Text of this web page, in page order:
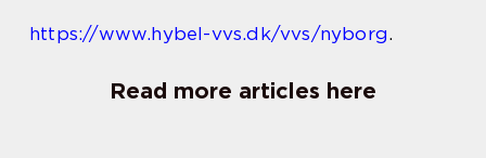
https://www.hybel-vvs.dk/vvs/nyborg.
Read more articles here